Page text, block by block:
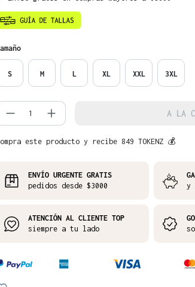
S M L XL XXL 3XL
Cantidad del producto: A LA
este producto y recibe 849 TOKENZ 💰
ENVÍO URGENTE GRATIS
pedidos desde $3000
y
ATENCIÓN AL CLIENTE TOP
siempre a tu lado